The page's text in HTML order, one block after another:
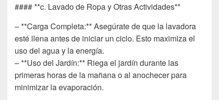
#### **c. Lavado de Ropa y Otras Actividades**
– **Carga Completa:** Asegúrate de que la lavadora
esté llena antes de iniciar un ciclo. Esto maximiza el
uso del agua y la energía.
– **Uso del Jardín:** Riega el jardín durante las
primeras horas de la mañana o al anochecer para
minimizar la evaporación.